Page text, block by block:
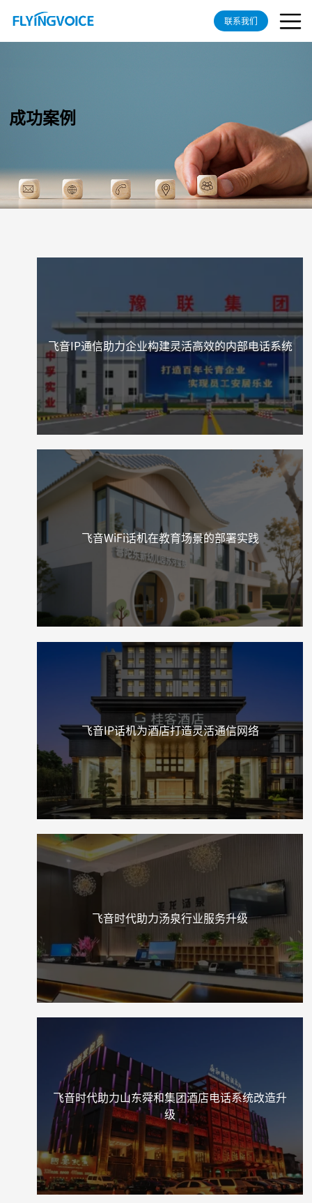
联系我们
成功案例
飞音IP通信助力企业构建灵活高效的内部电话系统
飞音WiFi话机在教育场景的部署实践
飞音IP话机为酒店打造灵活通信网络
飞音时代助力汤泉行业服务升级
飞音时代助力山东舜和集团酒店电话系统改造升
级